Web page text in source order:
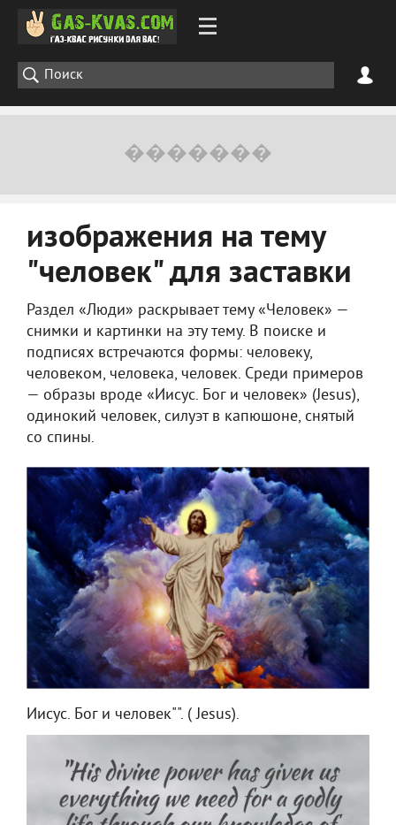
изображения на тему
"человек" для заставки
Раздел «Люди» раскрывает тему «Человек» —
снимки и картинки на эту тему. В поиске и
подписях встречаются формы: человеку,
человеком, человека, человек. Среди примеров
— образы вроде «Иисус. Бог и человек» (Jesus),
одинокий человек, силуэт в капюшоне, снятый
со спины.
Иисус. Бог и человек"". ( Jesus).